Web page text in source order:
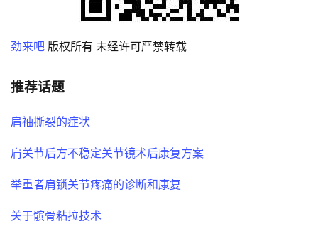
劲来吧 版权所有 未经许可严禁转载
推荐话题
肩袖撕裂的症状
肩关节后方不稳定关节镜术后康复方案
举重者肩锁关节疼痛的诊断和康复
关于髌骨粘拉技术